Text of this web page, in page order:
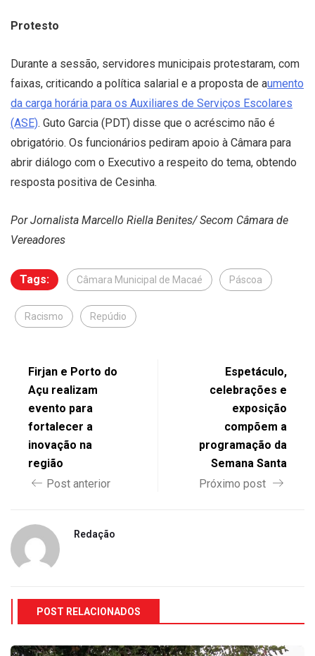
Protesto
Durante a sessão, servidores municipais protestaram, com
faixas, criticando a política salarial e a proposta de aumento
da carga horária para os Auxiliares de Serviços Escolares
(ASE). Guto Garcia (PDT) disse que o acréscimo não é
obrigatório. Os funcionários pediram apoio à Câmara para
abrir diálogo com o Executivo a respeito do tema, obtendo
resposta positiva de Cesinha.
Por Jornalista Marcello Riella Benites/ Secom Câmara de
Vereadores
Tags: Câmara Municipal de Macaé Páscoa
Racismo Repúdio
Firjan e Porto do
Açu realizam
evento para
fortalecer a
inovação na
região
Post anterior
Espetáculo,
celebrações e
exposição
compõem a
programação da
Semana Santa
Próximo post
Redação
POST RELACIONADOS